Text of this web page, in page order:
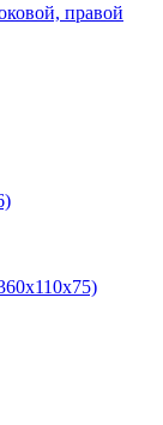
правой